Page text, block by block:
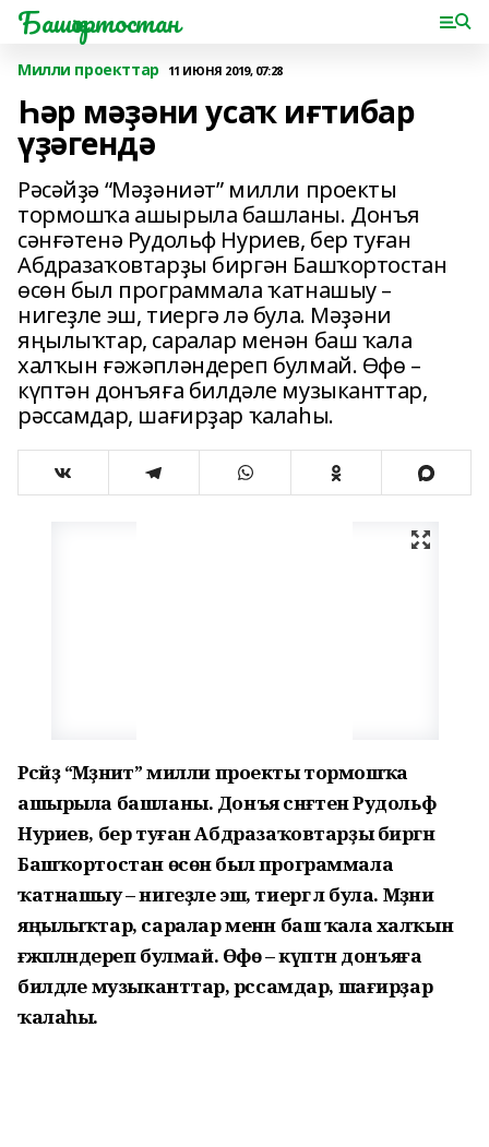
Башҡортостан
Милли проекттар 11 ИЮНЯ 2019, 07:28
Һәр мәҙәни усаҡ иғтибар
үҙәгендә
Рәсәйҙә “Мәҙәниәт” милли проекты
тормошҡа ашырыла башланы. Донъя
сәнғәтенә Рудольф Нуриев, бер туған
Абдразаҡовтарҙы биргән Башҡортостан
өсөн был программала ҡатнашыу –
нигеҙле эш, тиергә лә була. Мәҙәни
яңылыҡтар, саралар менән баш ҡала
халҡын ғәжәпләндереп булмай. Өфө –
күптән донъяға билдәле музыканттар,
рәссамдар, шағирҙар ҡалаһы.
Рәсәйҙә “Мәҙәниәт” милли проекты тормошҡа
ашырыла башланы. Донъя сәнғәтенә Рудольф
Нуриев, бер туған Абдразаҡовтарҙы биргән
Башҡортостан өсөн был программала
ҡатнашыу – нигеҙле эш, тиергә лә була. Мәҙәни
яңылыҡтар, саралар менән баш ҡала халҡын
ғәжәпләндереп булмай. Өфө – күптән донъяға
билдәле музыканттар, рәссамдар, шағирҙар
ҡалаһы.